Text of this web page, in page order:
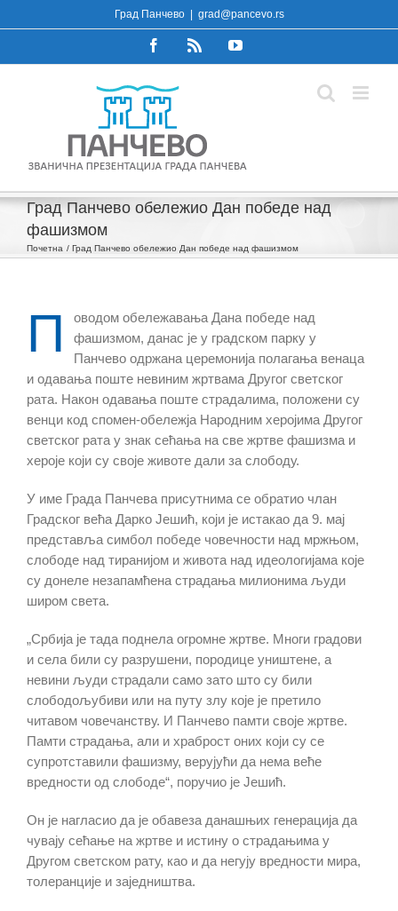
to
Град Панчево grad@pancevo.rs
FacebookRss YouTube
Град Панчево обележио Дан победе над
фашизмом
Почетна Град Панчево обележио Дан победе над фашизмом
П
оводом обележавања Дана победе над
фашизмом, данас је у градском парку у
Панчево одржана церемонија полагања венаца
и одавања поште невиним жртвама Другог светског
рата. Након одавања поште страдалима, положени су
венци код спомен-обележја Народним херојима Другог
светског рата у знак сећања на све жртве фашизма и
хероје који су своје животе дали за слободу.
У име Града Панчева присутнима се обратио члан
Градског већа Дарко Јешић, који је истакао да 9. мај
представља симбол победе човечности над мржњом,
слободе над тиранијом и живота над идеологијама које
су донеле незапамћена страдања милионима људи
широм света.
„Србија је тада поднела огромне жртве. Многи градови
и села били су разрушени, породице уништене, а
невини људи страдали само зато што су били
слободољубиви или на путу злу које је претило
читавом човечанству. И Панчево памти своје жртве.
Памти страдања, али и храброст оних који су се
супротставили фашизму, верујући да нема веће
вредности од слободе“, поручио је Јешић.
Он је нагласио да је обавеза данашњих генерација да
чувају сећање на жртве и истину о страдањима у
Другом светском рату, као и да негују вредности мира,
толеранције и заједништва.